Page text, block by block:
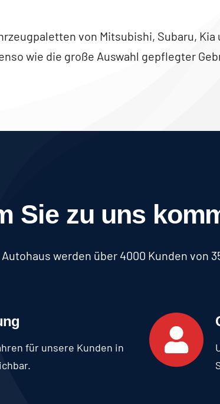
von Mitsubishi, Subaru, Kia
wie die große Auswahl gepflegter
Sie zu uns
werden über 4000 Kunden von
für unsere Kunden in